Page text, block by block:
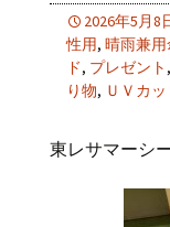
2026年5月8
性用, 晴雨兼用
ド, プレゼント ,
り物, ＵＶカッ
東レサマーシ